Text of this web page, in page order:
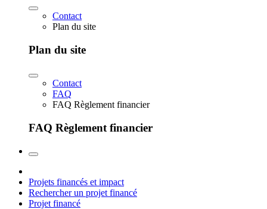
Contact
Plan du site
Plan du site
Contact
FAQ
FAQ Règlement financier
FAQ Règlement financier
Projets financés et impact
Rechercher un projet financé
Projet financé